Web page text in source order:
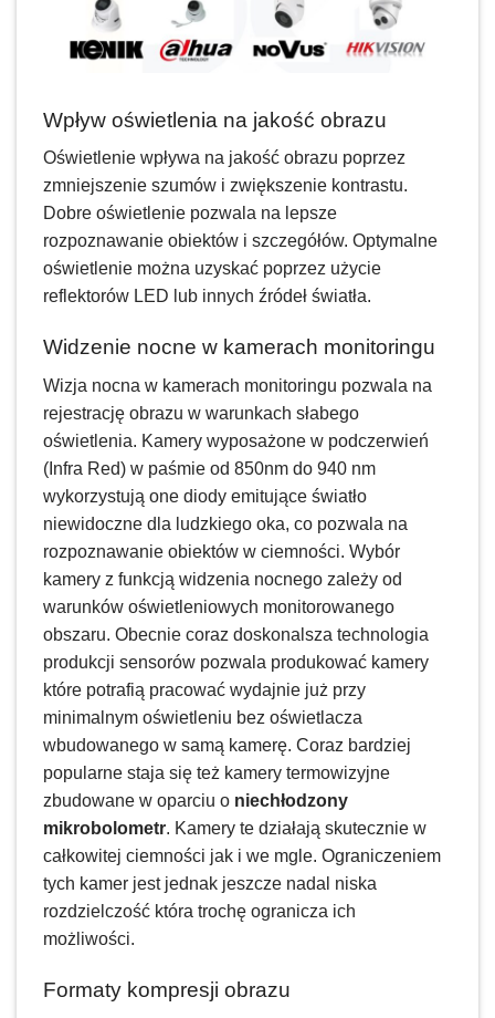
Wpływ oświetlenia na jakość obrazu
Oświetlenie wpływa na jakość obrazu poprzez
zmniejszenie szumów i zwiększenie kontrastu.
Dobre oświetlenie pozwala na lepsze
rozpoznawanie obiektów i szczegółów. Optymalne
oświetlenie można uzyskać poprzez użycie
reflektorów LED lub innych źródeł światła.
Widzenie nocne w kamerach monitoringu
Wizja nocna w kamerach monitoringu pozwala na
rejestrację obrazu w warunkach słabego
oświetlenia. Kamery wyposażone w podczerwień
(Infra Red) w paśmie od 850nm do 940 nm
wykorzystują one diody emitujące światło
niewidoczne dla ludzkiego oka, co pozwala na
rozpoznawanie obiektów w ciemności. Wybór
kamery z funkcją widzenia nocnego zależy od
warunków oświetleniowych monitorowanego
obszaru. Obecnie coraz doskonalsza technologia
produkcji sensorów pozwala produkować kamery
które potrafią pracować wydajnie już przy
minimalnym oświetleniu bez oświetlacza
wbudowanego w samą kamerę. Coraz bardziej
popularne staja się też kamery termowizyjne
zbudowane w oparciu o niechłodzony
mikrobolometr. Kamery te działają skutecznie w
całkowitej ciemności jak i we mgle. Ograniczeniem
tych kamer jest jednak jeszcze nadal niska
rozdzielczość która trochę ogranicza ich
możliwości.
Formaty kompresji obrazu